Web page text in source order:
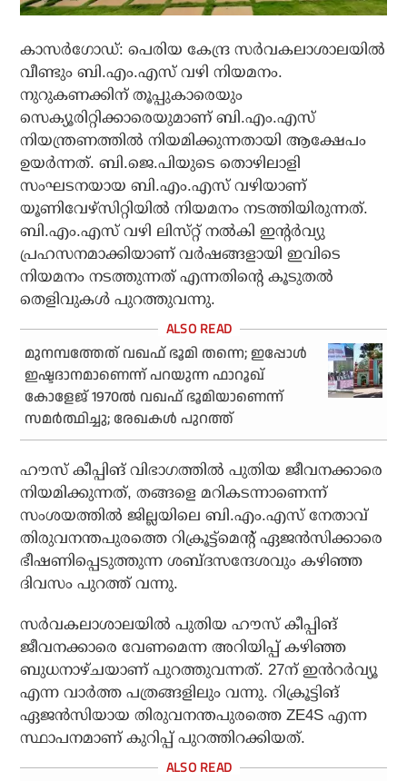
കാസർഗോഡ്: പെരിയ കേന്ദ്ര സർവകലാശാലയിൽ
വീണ്ടും ബി.എം.എസ് വഴി നിയമനം.
നുറുകണക്കിന് തൂപ്പുകാരെയും
സെക്യൂരിറ്റിക്കാരെയുമാണ് ബി.എം.എസ്
നിയന്ത്രണത്തിൽ നിയമിക്കുന്നതായി ആക്ഷേപം
ഉയർന്നത്. ബി.ജെ.പിയുടെ തൊഴിലാളി
സംഘടനയായ ബി.എം.എസ് വഴിയാണ്
യൂണിവേഴ്സിറ്റിയിൽ നിയമനം നടത്തിയിരുന്നത്.
ബി.എം.എസ് വഴി ലിസ്‌റ്റ് നൽകി ഇന്റർവ്യു
പ്രഹസനമാക്കിയാണ് വർഷങ്ങളായി ഇവിടെ
നിയമനം നടത്തുന്നത് എന്നതിൻ്റെ കൂടുതൽ
തെളിവുകൾ പുറത്തുവന്നു.
മുനമ്പത്തേത് വഖഫ് ഭൂമി തന്നെ; ഇപ്പോള്‍
ഇഷ്ടദാനമാണെന്ന് പറയുന്ന ഫാറൂഖ്
കോളേജ് 1970ല്‍ വഖഫ് ഭൂമിയാണെന്ന്
സമര്‍ത്ഥിച്ചു; രേഖകള്‍ പുറത്ത്
ഹൗസ് കീപ്പിങ് വിഭാഗത്തിൽ പുതിയ ജീവനക്കാരെ
നിയമിക്കുന്നത്, തങ്ങളെ മറികടന്നാണെന്ന്
സംശയത്തിൽ ജില്ലയിലെ ബി.എം.എസ് നേതാവ്
തിരുവനന്തപുരത്തെ റിക്രൂട്ട്മെന്റ് ഏജൻസിക്കാരെ
ഭീഷണിപ്പെടുത്തുന്ന ശബ്ദസന്ദേശവും കഴിഞ്ഞ
ദിവസം പുറത്ത് വന്നു.
സർവകലാശാലയിൽ പുതിയ ഹൗസ് കീപ്പിങ്
ജീവനക്കാരെ വേണമെന്ന അറിയിപ്പ് കഴിഞ്ഞ
ബുധനാഴ്‌ചയാണ് പുറത്തുവന്നത്. 27ന് ഇൻറർവ്യൂ
എന്ന വാർത്ത പത്രങ്ങളിലും വന്നു. റിക്രൂട്ടിങ്
ഏജൻസിയായ തിരുവനന്തപുരത്തെ ZE4S എന്ന
സ്ഥാപനമാണ് കുറിപ്പ് പുറത്തിറക്കിയത്.